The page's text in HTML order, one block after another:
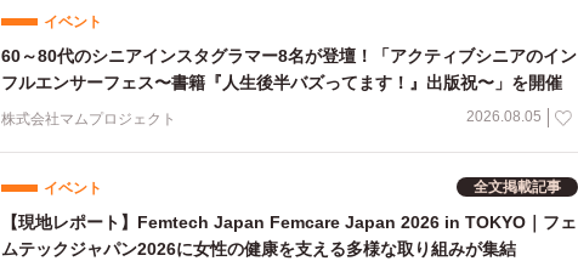
イベント
60～80代のシニアインスタグラマー8名が登壇！「アクティブシニアのイン
フルエンサーフェス〜書籍『人生後半バズってます！』出版祝〜」を開催
株式会社マムプロジェクト 2026.08.05
イベント 全文掲載記事
【現地レポート】Femtech Japan Femcare Japan 2026 in TOKYO｜フェ
ムテックジャパン2026に女性の健康を支える多様な取り組みが集結